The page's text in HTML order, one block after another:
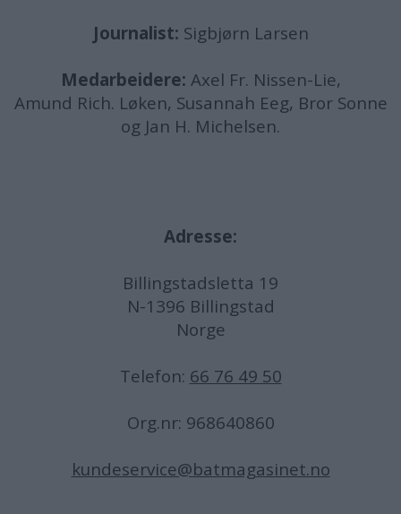
Journalist: Sigbjørn Larsen
Medarbeidere: Axel Fr. Nissen-Lie,
Amund Rich. Løken, Susannah Eeg, Bror Sonne
og Jan H. Michelsen.
Adresse:
Billingstadsletta 19
N-1396 Billingstad
Norge
Telefon: 66 76 49 50
Org.nr: 968640860
kundeservice@batmagasinet.no